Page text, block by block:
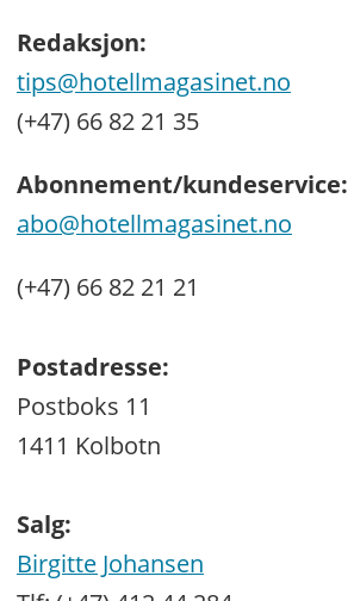
Redaksjon:
tips@hotellmagasinet.no
(+47) 66 82 21 35
Abonnement/kundeservice:
abo@hotellmagasinet.no
(+47) 66 82 21 21
Postadresse:
Postboks 11
1411 Kolbotn
Salg:
Birgitte Johansen